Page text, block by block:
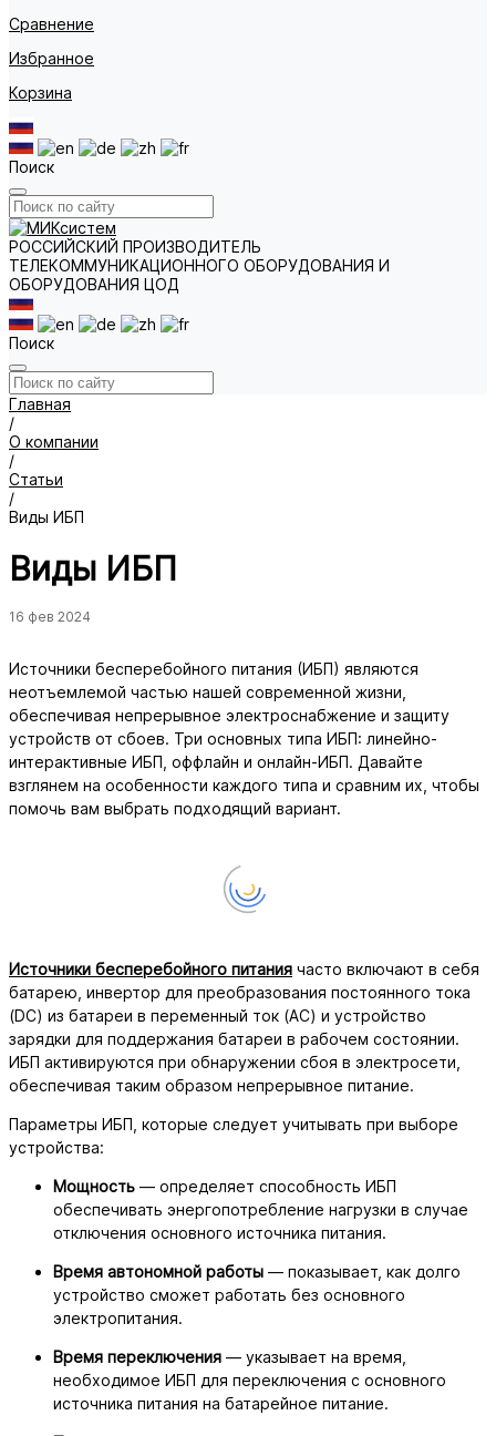
Сравнение
Избранное
Корзина
Поиск
РОССИЙСКИЙ ПРОИЗВОДИТЕЛЬ
ТЕЛЕКОММУНИКАЦИОННОГО ОБОРУДОВАНИЯ И
ОБОРУДОВАНИЯ ЦОД
Поиск
Главная
/
О компании
/
Статьи
/
Виды ИБП
Виды ИБП
16 фев 2024
Источники бесперебойного питания (ИБП) являются
неотъемлемой частью нашей современной жизни,
обеспечивая непрерывное электроснабжение и защиту
устройств от сбоев. Три основных типа ИБП: линейно-
интерактивные ИБП, оффлайн и онлайн-ИБП. Давайте
взглянем на особенности каждого типа и сравним их, чтобы
помочь вам выбрать подходящий вариант.
Источники бесперебойного питания часто включают в себя
батарею, инвертор для преобразования постоянного тока
(DC) из батареи в переменный ток (AC) и устройство
зарядки для поддержания батареи в рабочем состоянии.
ИБП активируются при обнаружении сбоя в электросети,
обеспечивая таким образом непрерывное питание.
Параметры ИБП, которые следует учитывать при выборе
устройства:
Мощность — определяет способность ИБП
обеспечивать энергопотребление нагрузки в случае
отключения основного источника питания.
Время автономной работы — показывает, как долго
устройство сможет работать без основного
электропитания.
Время переключения — указывает на время,
необходимое ИБП для переключения с основного
источника питания на батарейное питание.